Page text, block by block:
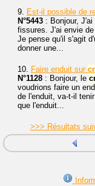
9. Est-il possible de
N°5443 : Bonjour,
fissures. J'ai envie
Je pense qu'il s'agit
donner une...
10. Faire enduit sur
N°1128 : Bonjour, le
voudrions faire un
de l'enduit, va-t-il
que l'enduit...
>>> Résultats